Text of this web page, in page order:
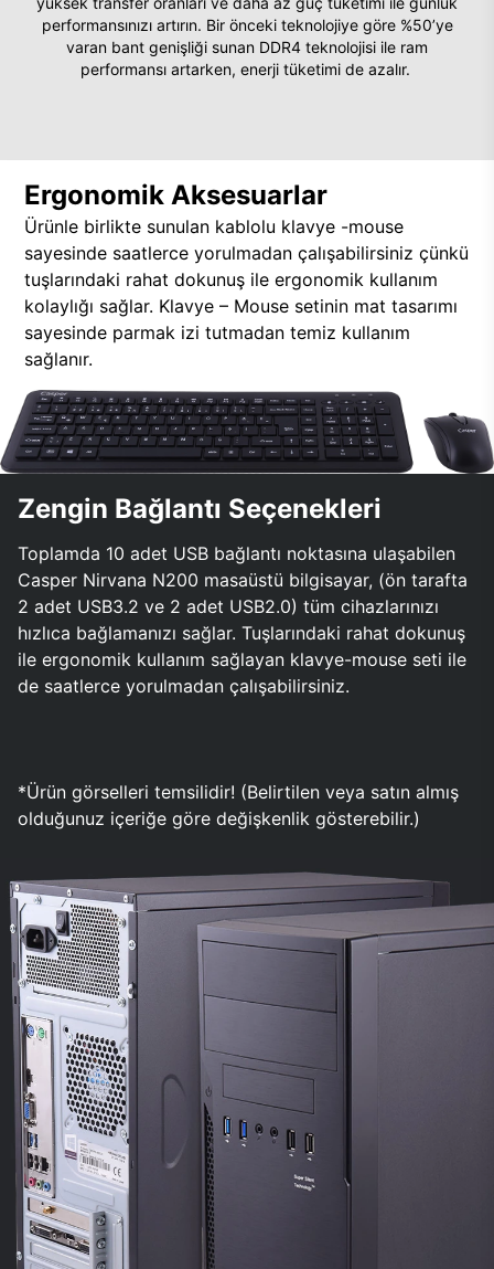
performansınızı artırın. Bir önceki teknolojiye göre %50’ye
varan bant genişliği sunan DDR4 teknolojisi ile ram
performansı artarken, enerji tüketimi de azalır.
Ergonomik Aksesuarlar
Ürünle birlikte sunulan kablolu klavye -mouse
sayesinde saatlerce yorulmadan çalışabilirsiniz çünkü
tuşlarındaki rahat dokunuş ile ergonomik kullanım
kolaylığı sağlar. Klavye – Mouse setinin mat tasarımı
sayesinde parmak izi tutmadan temiz kullanım
sağlanır.
Zengin Bağlantı Seçenekleri
Toplamda 10 adet USB bağlantı noktasına ulaşabilen
Casper Nirvana N200 masaüstü bilgisayar, (ön tarafta
2 adet USB3.2 ve 2 adet USB2.0) tüm cihazlarınızı
hızlıca bağlamanızı sağlar. Tuşlarındaki rahat dokunuş
ile ergonomik kullanım sağlayan klavye-mouse seti ile
de saatlerce yorulmadan çalışabilirsiniz.
*Ürün görselleri temsilidir! (Belirtilen veya satın almış
olduğunuz içeriğe göre değişkenlik gösterebilir.)